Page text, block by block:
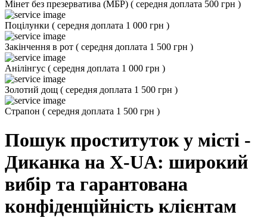
Мінет без презерватива (МБР) ( середня доплата 500 грн )
Поцілунки ( середня доплата 1 000 грн )
Закінчення в рот ( середня доплата 1 500 грн )
Анілінгус ( середня доплата 1 000 грн )
Золотий дощ ( середня доплата 1 500 грн )
Страпон ( середня доплата 1 500 грн )
Пошук проституток у місті -
Диканка на X-UA: широкий
вибір та гарантована
конфіденційність клієнтам